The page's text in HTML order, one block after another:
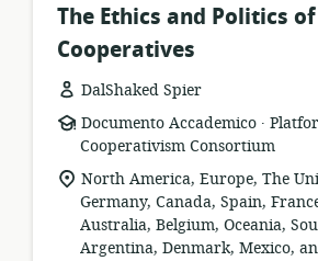
The Ethics and Politics
Cooperatives
DalShaked Spier
formato
della
risorsa:
Documento Accademico .
Cooperativism Consortium
località
di
pertinenza:
North America, Europe, The
Germany, Canada, Spain,
Australia, Belgium, Oceania,
Argentina, Denmark, Mexico,